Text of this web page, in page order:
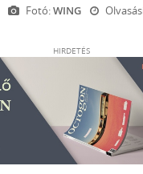
Fotó:WING
HIRDETÉS